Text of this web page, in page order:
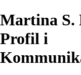
Martina S.
Profil i